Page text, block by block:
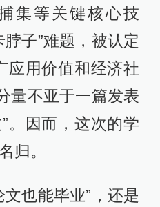
集等关键核心技
子”难题，被认定
应用价值和经济社
量不亚于一篇发表
。因而，这次的学
归。
也能毕业”，还是